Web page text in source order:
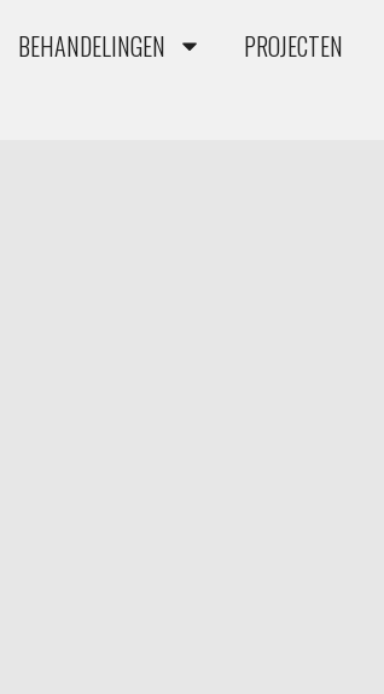
BEHANDELINGEN PROJECTEN